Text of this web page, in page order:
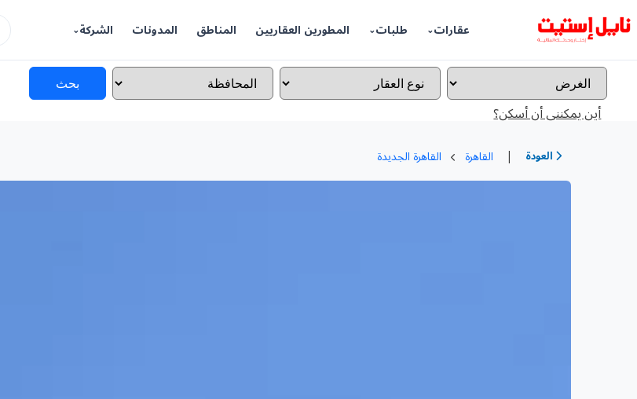
عقارات طلبات المطورين العقاريين المناطق المدونات الشركة
بحث
أين يمكننى أن أسكن؟
العودة | القاهرة القاهرة الجديدة